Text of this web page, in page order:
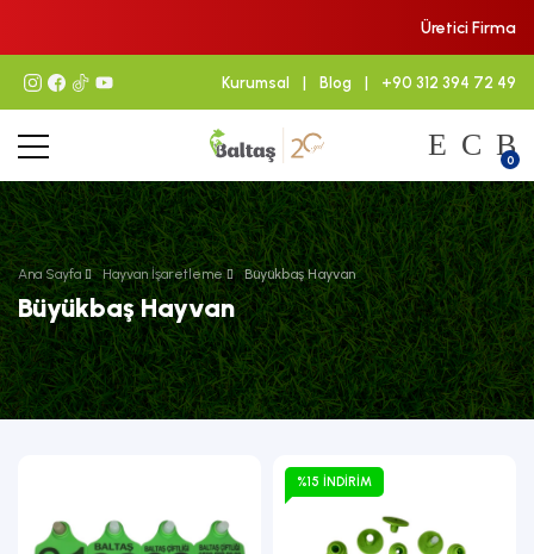
Üretici Firma
Kurumsal | Blog | +90 312 394 72 49
0
Ana Sayfa Hayvan İşaretleme Büyükbaş Hayvan
Büyükbaş Hayvan
%15 İNDIRIM